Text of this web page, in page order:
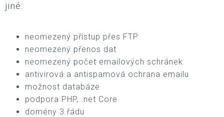
jiné:
neomezený přístup přes FTP
neomezený přenos dat
neomezený počet emailových schránek
antivirová a antispamová ochrana emailu
možnost databáze
podpora PHP, .net Core
domény 3.řádu